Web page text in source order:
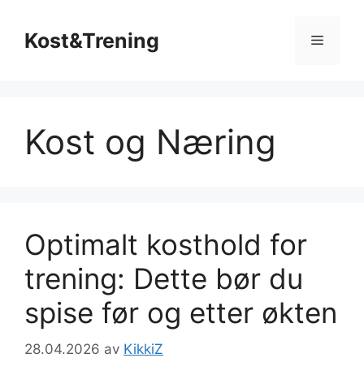
innholdKost&Trening Meny
Kost og Næring
Optimalt kosthold for
trening: Dette bør du
spise før og etter økten
28.04.2026 av KikkiZ